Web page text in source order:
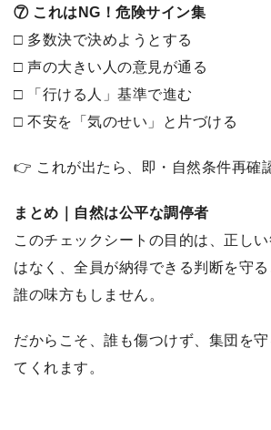
⑦ これはNG！危険サイン集
□ 多数決で決めようとする
□ 声の大きい人の意見が通る
□ 「行ける人」基準で進む
□ 不安を「気のせい」と片づける
👉 これが出たら、即・自然条件再確
まとめ｜自然は公平な調停者
このチェックシートの目的は、正し
はなく、全員が納得できる判断を守
誰の味方もしません。
だからこそ、誰も傷つけず、集団を
てくれます。